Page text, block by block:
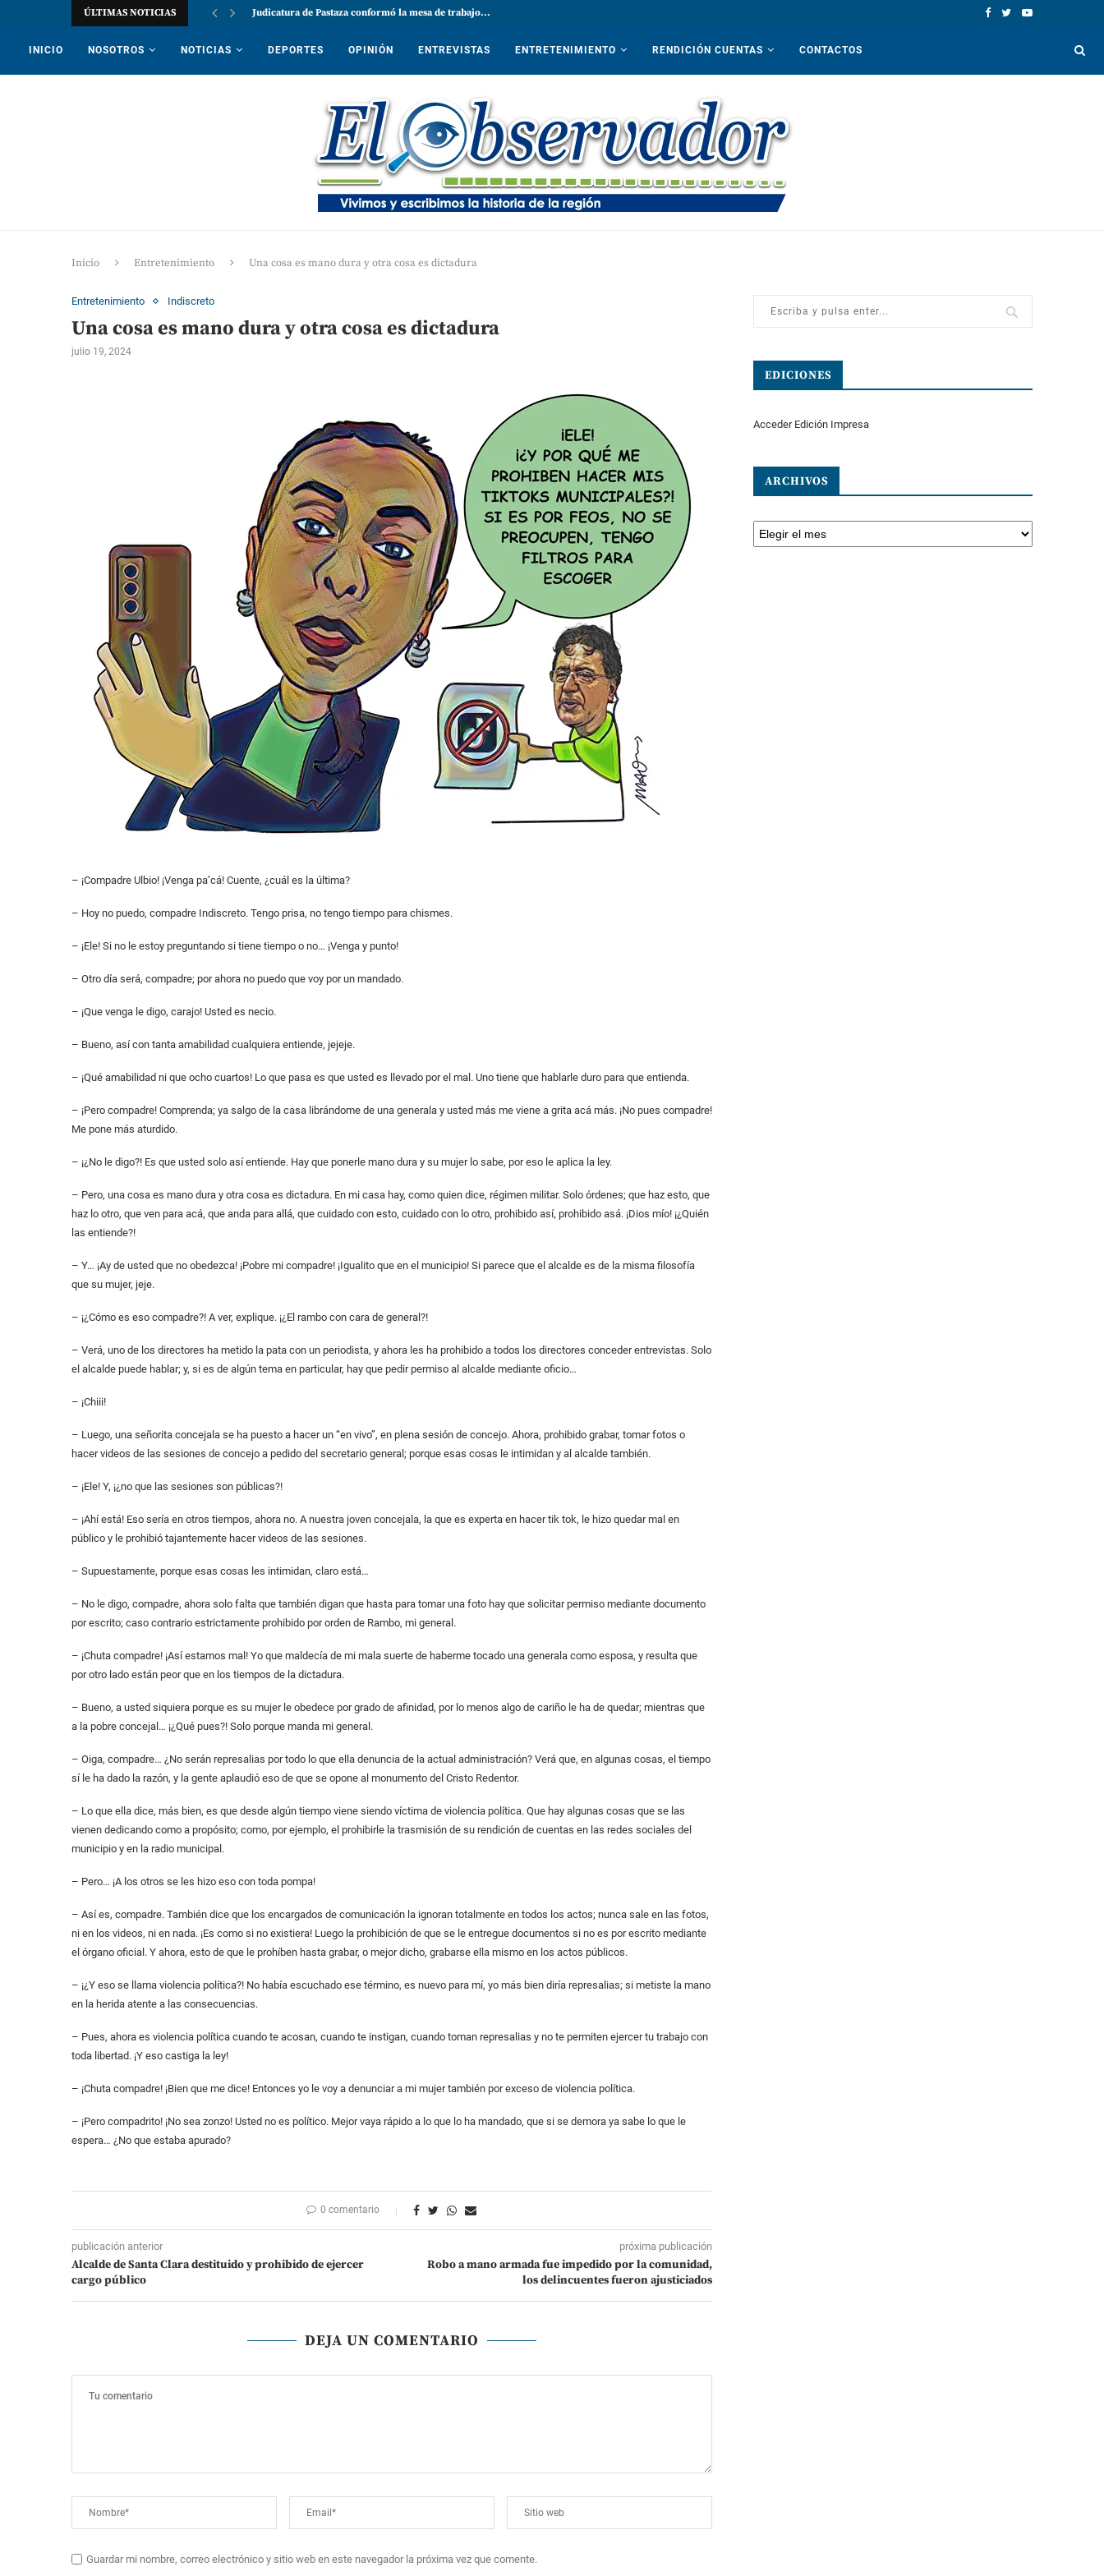
ÚLTIMAS NOTICIAS Judicatura de Pastaza conformó la mesa de trabajo...
INICIO NOSOTROS NOTICIAS DEPORTES OPINIÓN ENTREVISTAS ENTRETENIMIENTO RENDICIÓN CUENTAS CONTACTOS
Inicio Entretenimiento Una cosa es mano dura y otra cosa es dictadura
Entretenimiento Indiscreto
Una cosa es mano dura y otra cosa es dictadura
julio 19, 2024
– ¡Compadre Ulbio! ¡Venga pa’cá! Cuente, ¿cuál es la última?
– Hoy no puedo, compadre Indiscreto. Tengo prisa, no tengo tiempo para chismes.
– ¡Ele! Si no le estoy preguntando si tiene tiempo o no… ¡Venga y punto!
– Otro día será, compadre; por ahora no puedo que voy por un mandado.
– ¡Que venga le digo, carajo! Usted es necio.
– Bueno, así con tanta amabilidad cualquiera entiende, jejeje.
– ¡Qué amabilidad ni que ocho cuartos! Lo que pasa es que usted es llevado por el mal. Uno tiene que hablarle duro para que entienda.
– ¡Pero compadre! Comprenda; ya salgo de la casa librándome de una generala y usted más me viene a grita acá más. ¡No pues compadre!
Me pone más aturdido.
– ¡¿No le digo?! Es que usted solo así entiende. Hay que ponerle mano dura y su mujer lo sabe, por eso le aplica la ley.
– Pero, una cosa es mano dura y otra cosa es dictadura. En mi casa hay, como quien dice, régimen militar. Solo órdenes; que haz esto, que
haz lo otro, que ven para acá, que anda para allá, que cuidado con esto, cuidado con lo otro, prohibido así, prohibido asá. ¡Dios mío! ¡¿Quién
las entiende?!
– Y… ¡Ay de usted que no obedezca! ¡Pobre mi compadre! ¡Igualito que en el municipio! Si parece que el alcalde es de la misma filosofía
que su mujer, jeje.
– ¡¿Cómo es eso compadre?! A ver, explique. ¡¿El rambo con cara de general?!
– Verá, uno de los directores ha metido la pata con un periodista, y ahora les ha prohibido a todos los directores conceder entrevistas. Solo
el alcalde puede hablar; y, si es de algún tema en particular, hay que pedir permiso al alcalde mediante oficio…
– ¡Chiii!
– Luego, una señorita concejala se ha puesto a hacer un “en vivo”, en plena sesión de concejo. Ahora, prohibido grabar, tomar fotos o
hacer videos de las sesiones de concejo a pedido del secretario general; porque esas cosas le intimidan y al alcalde también.
– ¡Ele! Y, ¡¿no que las sesiones son públicas?!
– ¡Ahí está! Eso sería en otros tiempos, ahora no. A nuestra joven concejala, la que es experta en hacer tik tok, le hizo quedar mal en
público y le prohibió tajantemente hacer videos de las sesiones.
– Supuestamente, porque esas cosas les intimidan, claro está…
– No le digo, compadre, ahora solo falta que también digan que hasta para tomar una foto hay que solicitar permiso mediante documento
por escrito; caso contrario estrictamente prohibido por orden de Rambo, mi general.
– ¡Chuta compadre! ¡Así estamos mal! Yo que maldecía de mi mala suerte de haberme tocado una generala como esposa, y resulta que
por otro lado están peor que en los tiempos de la dictadura.
– Bueno, a usted siquiera porque es su mujer le obedece por grado de afinidad, por lo menos algo de cariño le ha de quedar; mientras que
a la pobre concejal… ¡¿Qué pues?! Solo porque manda mi general.
– Oiga, compadre… ¿No serán represalias por todo lo que ella denuncia de la actual administración? Verá que, en algunas cosas, el tiempo
sí le ha dado la razón, y la gente aplaudió eso de que se opone al monumento del Cristo Redentor.
– Lo que ella dice, más bien, es que desde algún tiempo viene siendo víctima de violencia política. Que hay algunas cosas que se las
vienen dedicando como a propósito; como, por ejemplo, el prohibirle la trasmisión de su rendición de cuentas en las redes sociales del
municipio y en la radio municipal.
– Pero… ¡A los otros se les hizo eso con toda pompa!
– Así es, compadre. También dice que los encargados de comunicación la ignoran totalmente en todos los actos; nunca sale en las fotos,
ni en los videos, ni en nada. ¡Es como si no existiera! Luego la prohibición de que se le entregue documentos si no es por escrito mediante
el órgano oficial. Y ahora, esto de que le prohíben hasta grabar, o mejor dicho, grabarse ella mismo en los actos públicos.
– ¡¿Y eso se llama violencia política?! No había escuchado ese término, es nuevo para mí, yo más bien diría represalias; si metiste la mano
en la herida atente a las consecuencias.
– Pues, ahora es violencia política cuando te acosan, cuando te instigan, cuando toman represalias y no te permiten ejercer tu trabajo con
toda libertad. ¡Y eso castiga la ley!
– ¡Chuta compadre! ¡Bien que me dice! Entonces yo le voy a denunciar a mi mujer también por exceso de violencia política.
– ¡Pero compadrito! ¡No sea zonzo! Usted no es político. Mejor vaya rápido a lo que lo ha mandado, que si se demora ya sabe lo que le
espera… ¿No que estaba apurado?
0 comentario
publicación anterior
Alcalde de Santa Clara destituido y prohibido de ejercer
cargo público
próxima publicación
Robo a mano armada fue impedido por la comunidad,
los delincuentes fueron ajusticiados
DEJA UN COMENTARIO
Guardar mi nombre, correo electrónico y sitio web en este navegador la próxima vez que comente.
EDICIONES
Acceder Edición Impresa
ARCHIVOS